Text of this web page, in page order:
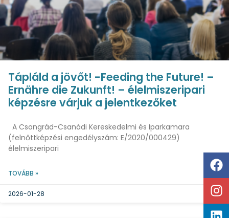
Tápláld a jövőt! -Feeding the Future! –
Ernähre die Zukunft! – élelmiszeripari
képzésre várjuk a jelentkezőket
A Csongrád-Csanádi Kereskedelmi és Iparkamara
(felnőttképzési engedélyszám: E/2020/000429)
élelmiszeripari
TOVÁBB »
2026-01-28